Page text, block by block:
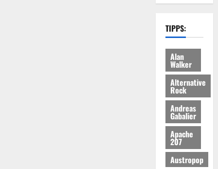
TIPPS:
Alan
Walker
Alternative
Rock
Andreas
Gabalier
Apache
207
Austropop